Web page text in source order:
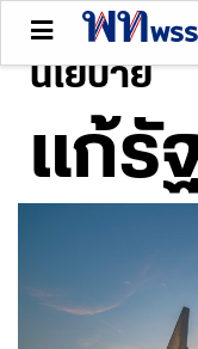
นโยบาย
แก้รั